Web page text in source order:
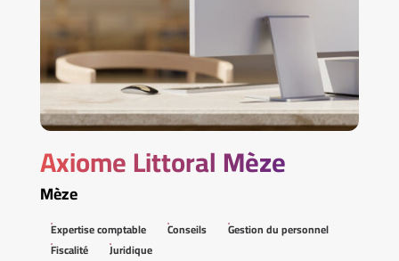
Axiome Littoral Mèze
Mèze
Expertise comptable Conseils
Gestion du personnel
Fiscalité
Juridique